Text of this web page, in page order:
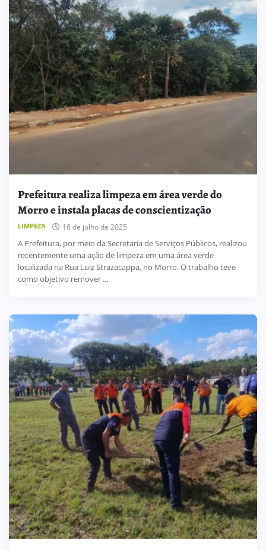
Prefeitura realiza limpeza em área verde do
Morro e instala placas de conscientização
LIMPEZA 16 de julho de 2025
A Prefeitura, por meio da Secretaria de Serviços Públicos, realizou
recentemente uma ação de limpeza em uma área verde
localizada na Rua Luiz Strazacappa, no Morro. O trabalho teve
como objetivo remover ...